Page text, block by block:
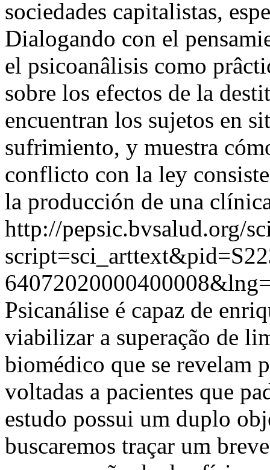
sociedades capitalistas,
Dialogando con el
el psicoanâlisis como
sobre los efectos de la
encuentran los sujetos en
sufrimiento, y muestra
conflicto con la ley
la producción de una
http://pepsic.bvsalud.org/
Psicanálise é capaz de
viabilizar a superação de
biomédico que se revelam
voltadas a pacientes que
estudo possui um duplo
buscaremos traçar um